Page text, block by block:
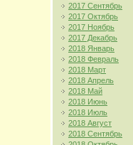
2017 Сентябрь
2017 Октябрь
2017 Ноябрь
2017 Декабрь
2018 Январь
2018 Февраль
2018 Март
2018 Апрель
2018 Май
2018 Июнь
2018 Июль
2018 Август
2018 Сентябрь